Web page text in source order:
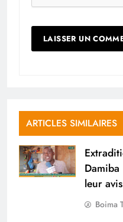
ARTICLES SIMILAIRES
leur
Boima